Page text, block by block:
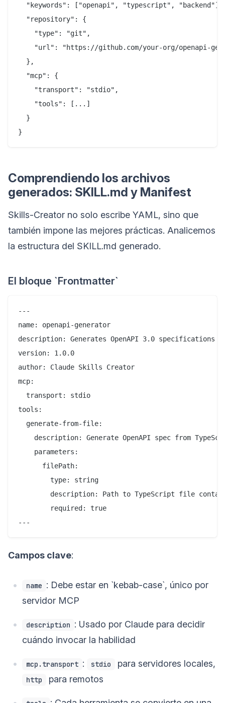
  "keywords": ["openapi", "typescript", "backend"],
  "repository": {
    "type": "git",
"url": "https://github.com/your-org/openapi-
  },
  "mcp": {
    "transport": "stdio",
    "tools": [...]
  }
Comprendiendo los archivos
generados: SKILL.md y Manifest
Skills-Creator no solo escribe YAML, sino que
también impone las mejores prácticas. Analicemos
la estructura del SKILL.md generado.
El bloque `Frontmatter`
---
name: openapi-generator
description: Generates OpenAPI 3.0 specifications
version: 1.0.0
author: Claude Skills Creator
mcp:
  transport: stdio
tools:
  generate-from-file:
description: Generate OpenAPI spec from
    parameters:
      filePath:
        type: string
description: Path to TypeScript file
        required: true
Campos clave:
name : Debe estar en `kebab-case`, único por
servidor MCP
description : Usado por Claude para decidir
cuándo invocar la habilidad
mcp.transport : stdio para servidores locales,
http para remotos